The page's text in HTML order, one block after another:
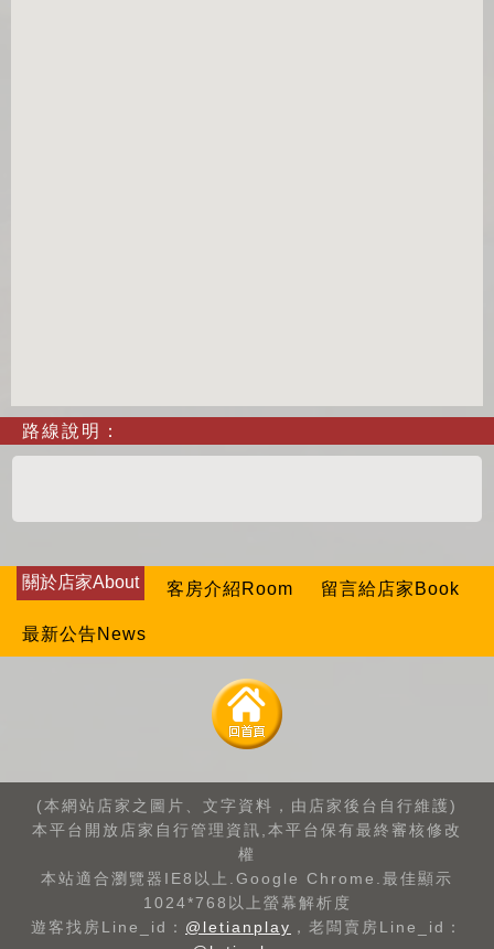
路線說明：
關於店家About 客房介紹Room 留言給店家Book
最新公告News
(本網站店家之圖片、文字資料，由店家後台自行維護)
本平台開放店家自行管理資訊,本平台保有最終審核修改
權
本站適合瀏覽器IE8以上.Google Chrome.最佳顯示
1024*768以上螢幕解析度
遊客找房Line_id： @letianplay ，老闆賣房Line_id：